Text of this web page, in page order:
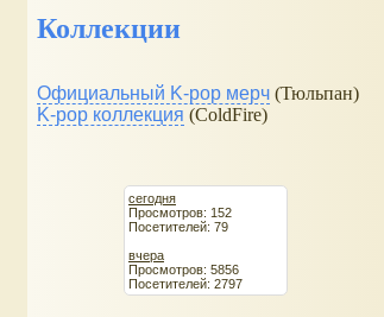
Коллекции
Официальный K-pop мерч (Тюльпан)
K-pop коллекция (ColdFire)
сегодня
Просмотров: 152
Посетителей: 79
вчера
Просмотров: 5856
Посетителей: 2797